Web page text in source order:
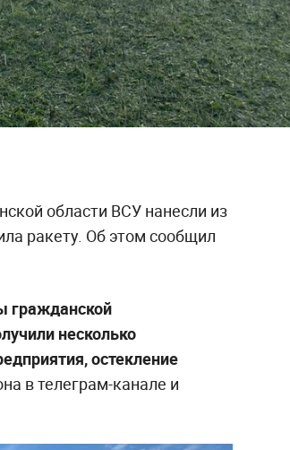
области ВСУ нанесли из
ракету. Об этом сообщил
гражданской
несколько
остекление
в телеграм-канале и